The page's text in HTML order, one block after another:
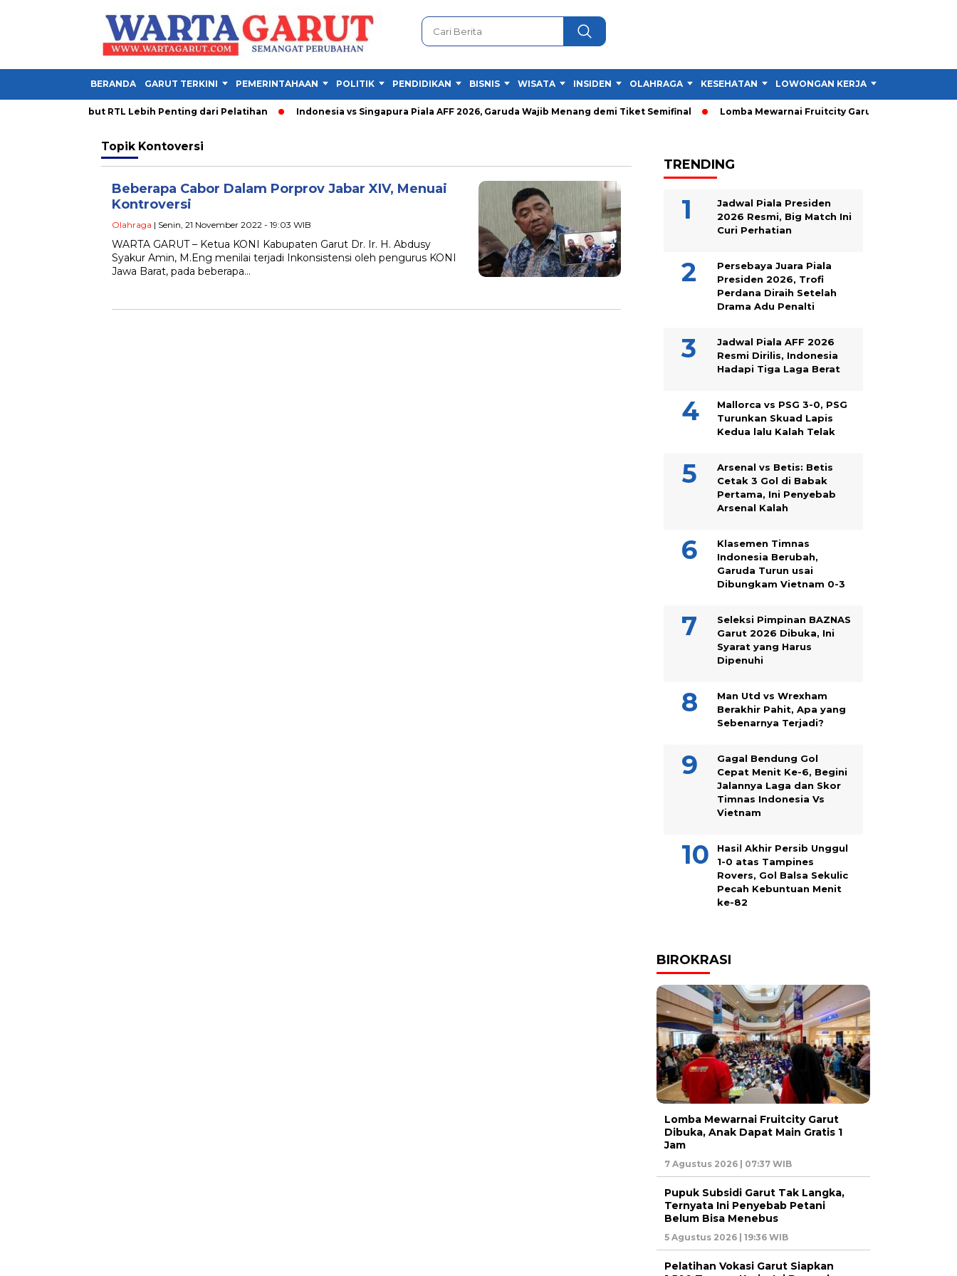
BERANDA GARUT TERKINI PEMERINTAHAAN POLITIK PENDIDIKAN BISNIS WISATA INSIDEN OLAHRAGA KESEHATAN LOWONGAN KERJA
PDM Garut Sebut RTL Lebih Penting dari Pelatihan Indonesia vs Singapura Piala AFF 2026, Garuda Wajib Menang demi Tiket Semifinal Lomba Mewarnai Fruitcity Garut Dibuka, Anak Dapat
Topik Kontoversi
Beberapa Cabor Dalam Porprov Jabar XIV, Menuai
Kontroversi
Olahraga | Senin, 21 November 2022 - 19:03 WIB
WARTA GARUT – Ketua KONI Kabupaten Garut Dr. Ir. H. Abdusy
Syakur Amin, M.Eng menilai terjadi Inkonsistensi oleh pengurus KONI
Jawa Barat, pada beberapa…
TRENDING
Jadwal Piala Presiden
2026 Resmi, Big Match Ini
Curi Perhatian
Persebaya Juara Piala
Presiden 2026, Trofi
Perdana Diraih Setelah
Drama Adu Penalti
Jadwal Piala AFF 2026
Resmi Dirilis, Indonesia
Hadapi Tiga Laga Berat
Mallorca vs PSG 3-0, PSG
Turunkan Skuad Lapis
Kedua lalu Kalah Telak
Arsenal vs Betis: Betis
Cetak 3 Gol di Babak
Pertama, Ini Penyebab
Arsenal Kalah
Klasemen Timnas
Indonesia Berubah,
Garuda Turun usai
Dibungkam Vietnam 0-3
Seleksi Pimpinan BAZNAS
Garut 2026 Dibuka, Ini
Syarat yang Harus
Dipenuhi
Man Utd vs Wrexham
Berakhir Pahit, Apa yang
Sebenarnya Terjadi?
Gagal Bendung Gol
Cepat Menit Ke-6, Begini
Jalannya Laga dan Skor
Timnas Indonesia Vs
Vietnam
Hasil Akhir Persib Unggul
1-0 atas Tampines
Rovers, Gol Balsa Sekulic
Pecah Kebuntuan Menit
ke-82
BIROKRASI
Lomba Mewarnai Fruitcity Garut
Dibuka, Anak Dapat Main Gratis 1
Jam
7 Agustus 2026 | 07:37 WIB
Pupuk Subsidi Garut Tak Langka,
Ternyata Ini Penyebab Petani
Belum Bisa Menebus
5 Agustus 2026 | 19:36 WIB
Pelatihan Vokasi Garut Siapkan